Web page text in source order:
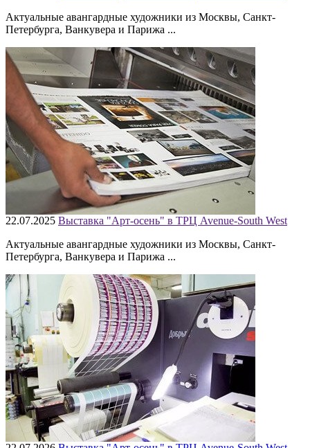
Актуальные авангардные художники из Москвы, Санкт-
Петербурга, Ванкувера и Парижа ...
22.07.2025 Выставка "Арт-осень" в ТРЦ Avenue-South West
Актуальные авангардные художники из Москвы, Санкт-
Петербурга, Ванкувера и Парижа ...